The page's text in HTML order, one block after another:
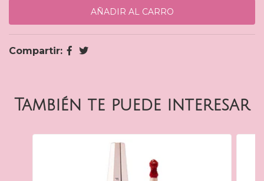
Compartir:
También te puede interesar